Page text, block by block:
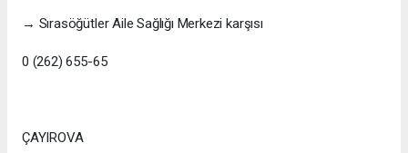
→ Sırasöğütler Aile Sağlığı Merkezi karşısı
0 (262) 655-65
ÇAYIROVA